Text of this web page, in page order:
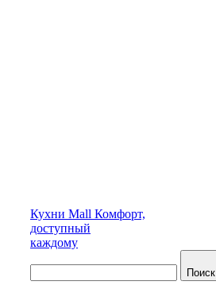
Кухни Mall Комфорт,
доступный
каждому
Поиск